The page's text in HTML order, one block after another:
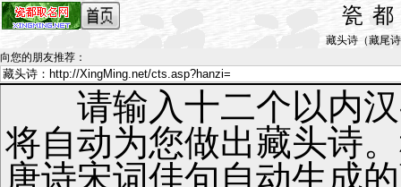
瓷
藏头诗（藏尾
向您的朋友推荐 ：
请输入十二个以内汉
将自动为您做出藏头诗
唐诗宋词佳句自动生成